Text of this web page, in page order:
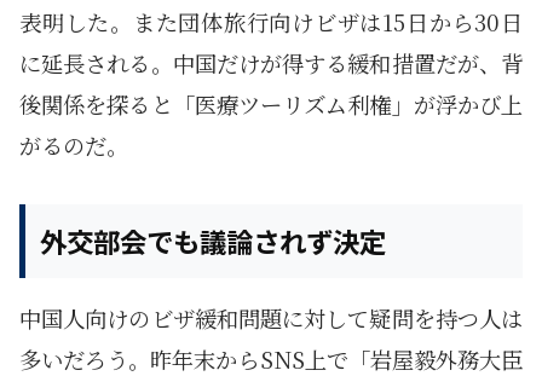
表明した。また団体旅行向けビザは15日から30日
に延長される。中国だけが得する緩和措置だが、背
後関係を探ると「医療ツーリズム利権」が浮かび上
がるのだ。
外交部会でも議論されず決定
中国人向けのビザ緩和問題に対して疑問を持つ人は
多いだろう。昨年末からSNS上で「岩屋毅外務大臣